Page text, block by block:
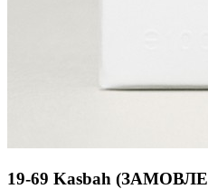
19-69 Kasbah